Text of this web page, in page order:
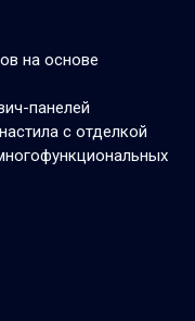
на основе
панелей
с отделкой